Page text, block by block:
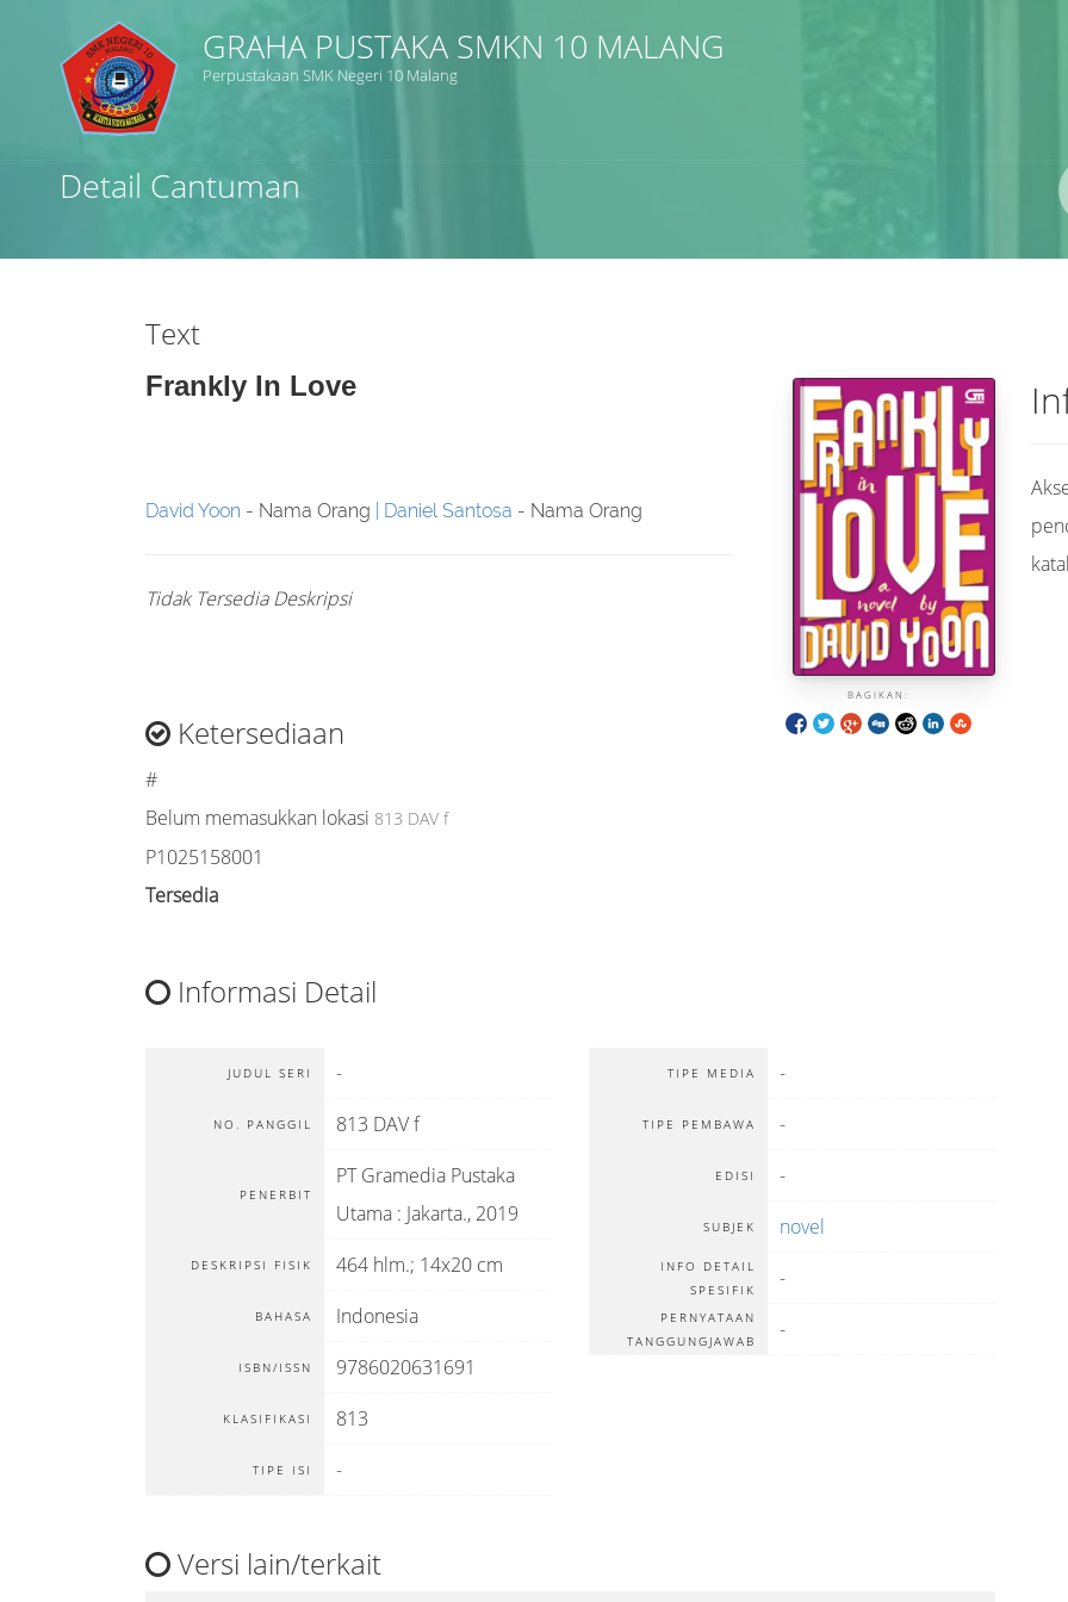
GRAHA PUSTAKA SMKN 10 MALANG
Perpustakaan SMK Negeri 10 Malang
Detail Cantuman
Text
Frankly In Love
BAGIKAN:
David Yoon - Nama Orang Daniel Santosa - Nama Orang
Tidak Tersedia Deskripsi
Ketersediaan
#
Belum memasukkan lokasi 813 DAV f
P1025158001
Tersedia
Informasi Detail
JUDUL SERI -
NO. PANGGIL 813 DAV f
PENERBIT
PT Gramedia Pustaka
Utama : Jakarta., 2019
DESKRIPSI FISIK 464 hlm.; 14x20 cm
BAHASA Indonesia
ISBN/ISSN 9786020631691
KLASIFIKASI 813
TIPE ISI -
TIPE MEDIA -
TIPE PEMBAWA -
EDISI -
SUBJEK novel
INFO DETAIL
SPESIFIK
-
PERNYATAAN
TANGGUNGJAWAB
-
Versi lain/terkait
ISBN/ISSN